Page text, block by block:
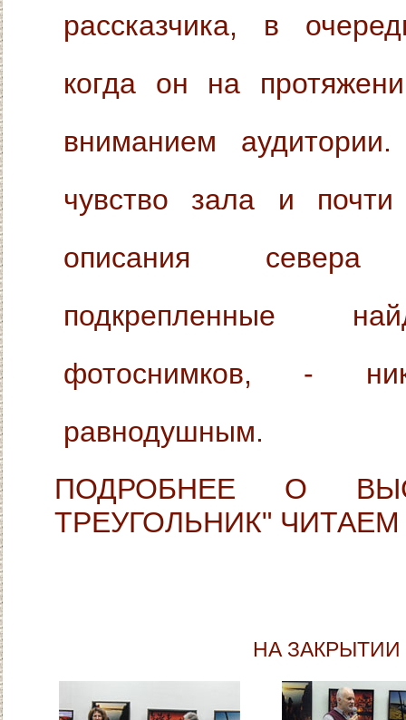
рассказчика, в
когда он на
вниманием
чувство зала и почти
описания
подкрепленные
фотоснимков, -
равнодушным.
ПОДРОБНЕЕ О
ТРЕУГОЛЬНИК"
НА